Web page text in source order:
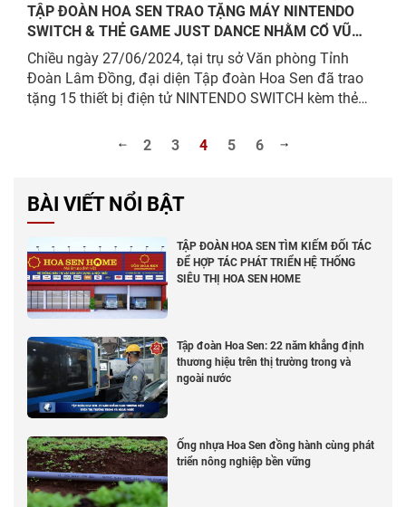
TẬP ĐOÀN HOA SEN TRAO TẶNG MÁY NINTENDO
SWITCH & THẺ GAME JUST DANCE NHẰM CỔ VŨ
TINH THẦN YÊU THÍCH NHẢY MÚA CHO THANH
THIẾU NIÊN TỈNH LÂM ĐỒNG
Chiều ngày 27/06/2024, tại trụ sở Văn phòng Tỉnh
Đoàn Lâm Đồng, đại diện Tập đoàn Hoa Sen đã trao
tặng 15 thiết bị điện tử NINTENDO SWITCH kèm thẻ
chung, các Huyện, Thành Đoàn, Đoàn trực thuộc nói
2 3 4 5 6
BÀI VIẾT NỔI BẬT
TẬP ĐOÀN HOA SEN TÌM KIẾM ĐỐI TÁC
ĐỂ HỢP TÁC PHÁT TRIỂN HỆ THỐNG
SIÊU THỊ HOA SEN HOME
Tập đoàn Hoa Sen: 22 năm khẳng định
thương hiệu trên thị trường trong và
ngoài nước
Ống nhựa Hoa Sen đồng hành cùng phát
triển nông nghiệp bền vững